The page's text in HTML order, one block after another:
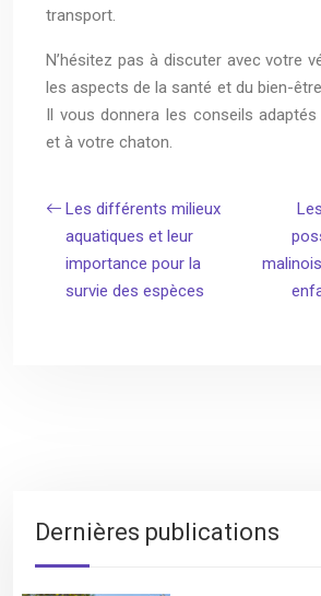
transport.
N’hésitez pas à discuter avec votre
les aspects de la santé et du bien-
Il vous donnera les conseils
et à votre chaton.
Les différents milieux
aquatiques et leur
importance pour la
survie des espèces
Dernières publications